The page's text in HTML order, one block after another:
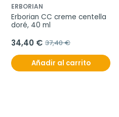
ERBORIAN
Erborian CC creme centella
doré, 40 ml
34,40 € 37,40 €
Añadir al carrito